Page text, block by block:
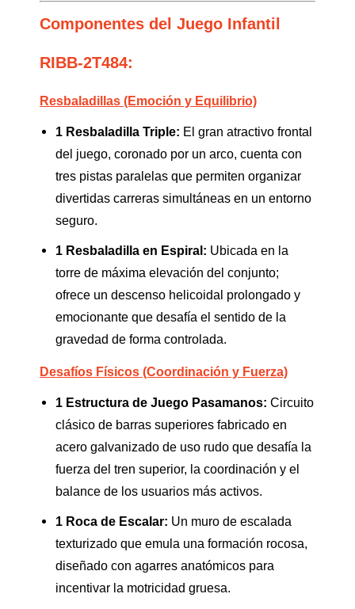
Componentes del Juego Infantil
RIBB-2T484:
Resbaladillas (Emoción y Equilibrio)
1 Resbaladilla Triple: El gran atractivo frontal
del juego, coronado por un arco, cuenta con
tres pistas paralelas que permiten organizar
divertidas carreras simultáneas en un entorno
seguro.
1 Resbaladilla en Espiral: Ubicada en la
torre de máxima elevación del conjunto;
ofrece un descenso helicoidal prolongado y
emocionante que desafía el sentido de la
gravedad de forma controlada.
Desafíos Físicos (Coordinación y Fuerza)
1 Estructura de Juego Pasamanos: Circuito
clásico de barras superiores fabricado en
acero galvanizado de uso rudo que desafía la
fuerza del tren superior, la coordinación y el
balance de los usuarios más activos.
1 Roca de Escalar: Un muro de escalada
texturizado que emula una formación rocosa,
diseñado con agarres anatómicos para
incentivar la motricidad gruesa.